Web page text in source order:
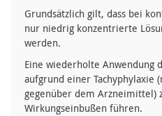
Grundsätzlich gilt, dass bei
nur niedrig konzentrierte
werden.
Eine wiederholte Anwendung
aufgrund einer Tachyphylaxie
gegenüber dem Arzneimittel)
Wirkungseinbußen führen.